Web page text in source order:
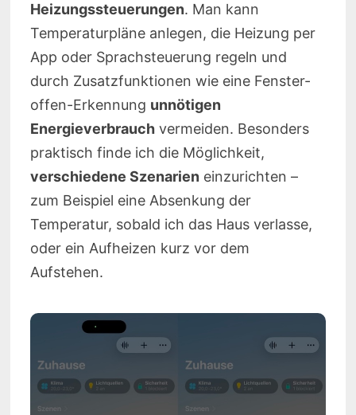
Heizungssteuerungen. Man kann
Temperaturpläne anlegen, die Heizung per
App oder Sprachsteuerung regeln und
durch Zusatzfunktionen wie eine Fenster-
offen-Erkennung unnötigen
Energieverbrauchvermeiden. Besonders
praktisch finde ich die Möglichkeit,
verschiedene Szenarien einzurichten –
zum Beispiel eine Absenkung der
Temperatur, sobald ich das Haus verlasse,
oder ein Aufheizen kurz vor dem
Aufstehen.